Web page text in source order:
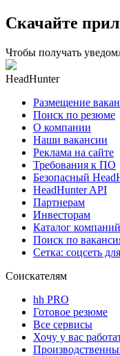
Скачайте
Чтобы получать
HeadHunter
Размещение
Поиск по резюме
О компании
Наши вакансии
Реклама на сайте
Требования к ПО
Безопасный
HeadHunter API
Партнерам
Инвесторам
Каталог компаний
Поиск по
Сетка: соцсеть
Соискателям
hh PRO
Готовое резюме
Все сервисы
Хочу у вас